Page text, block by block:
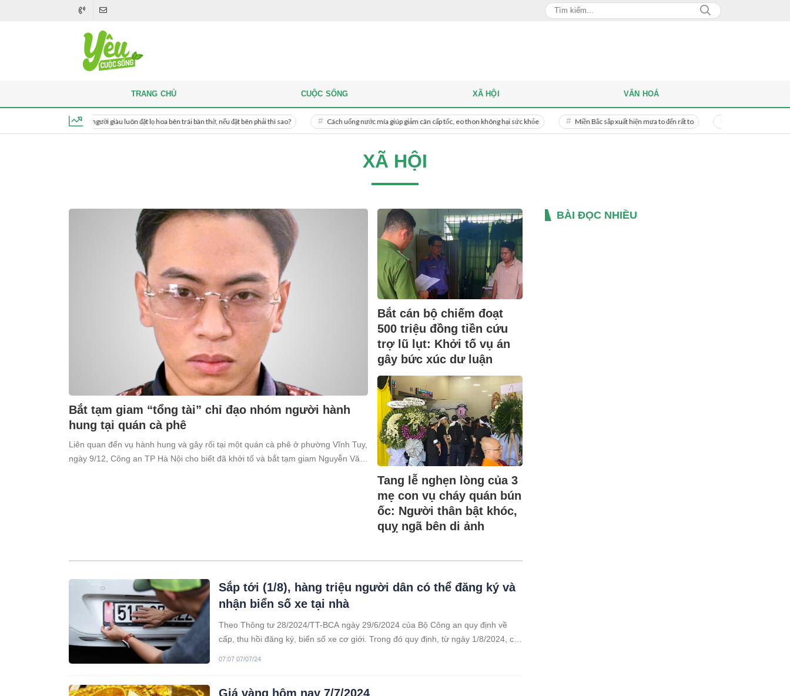
Khi thắp hương, người giàu luôn đặt lọ hoa bên trái bàn thờ, nếu đặt bên phải thì sao? Cách uống nước mía giúp giảm cân cấp tốc, eo thon không hại sức khỏe Miền Bắc sắp xuất hiện mưa to đến rất to Danh tính người phụ nữ bị bạn
TRANG CHỦ CUỘC SỐNG XÃ HỘI VĂN HOÁ
XÃ HỘI
Bắt tạm giam “tổng tài” chỉ đạo nhóm người hành
hung tại quán cà phê
Liên quan đến vụ hành hung và gây rối tại một quán cà phê ở phường Vĩnh Tuy,
ngày 9/12, Công an TP Hà Nội cho biết đã khởi tố và bắt tạm giam Nguyễn Văn
Bắt cán bộ chiếm đoạt
500 triệu đồng tiền cứu
trợ lũ lụt: Khởi tố vụ án
gây bức xúc dư luận
Tang lễ nghẹn lòng của 3
mẹ con vụ cháy quán bún
ốc: Người thân bật khóc,
quỵ ngã bên di ảnh
Sắp tới (1/8), hàng triệu người dân có thể đăng ký và
nhận biển số xe tại nhà
Theo Thông tư 28/2024/TT-BCA ngày 29/6/2024 của Bộ Công an quy định về
cấp, thu hồi đăng ký, biển số xe cơ giới. Trong đó quy định, từ ngày 1/8/2024, có
07:07 07/07/24
Giá vàng hôm nay 7/7/2024
BÀI ĐỌC NHIỀU